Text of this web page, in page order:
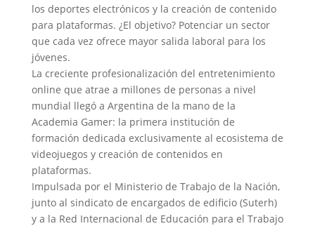
los deportes electrónicos y la creación de contenido
para plataformas. ¿El objetivo? Potenciar un sector
que cada vez ofrece mayor salida laboral para los
jóvenes.
La creciente profesionalización del entretenimiento
online que atrae a millones de personas a nivel
mundial llegó a Argentina de la mano de la
Academia Gamer: la primera institución de
formación dedicada exclusivamente al ecosistema de
videojuegos y creación de contenidos en
plataformas.
Impulsada por el Ministerio de Trabajo de la Nación,
junto al sindicato de encargados de edificio (Suterh)
y a la Red Internacional de Educación para el Trabajo